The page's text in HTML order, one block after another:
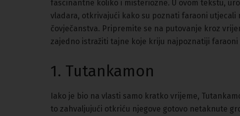
fascinantne koliko i misteriozne. U ovom tekstu,
vladara, otkrivajući kako su poznati faraoni
čovječanstva. Pripremite se na putovanje kroz
zajedno istražiti tajne koje kriju najpoznatiji faraoni
1. Tutankamon
Iako je bio na vlasti samo kratko vrijeme,
to zahvaljujući otkriću njegove gotovo netaknute